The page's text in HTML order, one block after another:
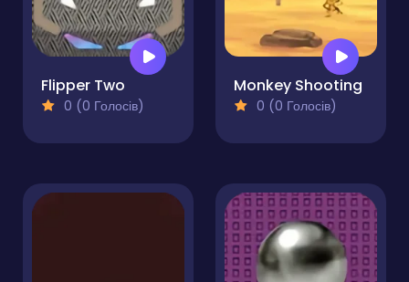
Flipper Two
0 (0 Голосів)
Monkey Shooting
0 (0 Голосів)